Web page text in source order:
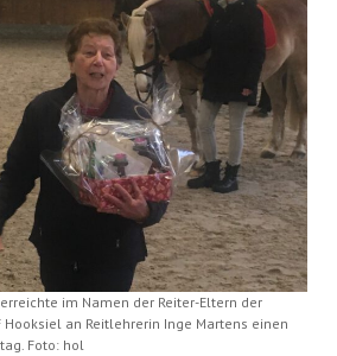
im Namen der Reiter-Eltern der
Hooksiel an Reitlehrerin Inge Martens einen
Foto: hol